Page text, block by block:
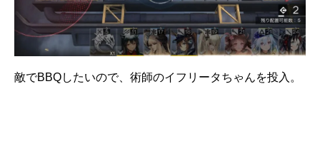
敵でBBQしたいので、術師のイフリータちゃんを投入。